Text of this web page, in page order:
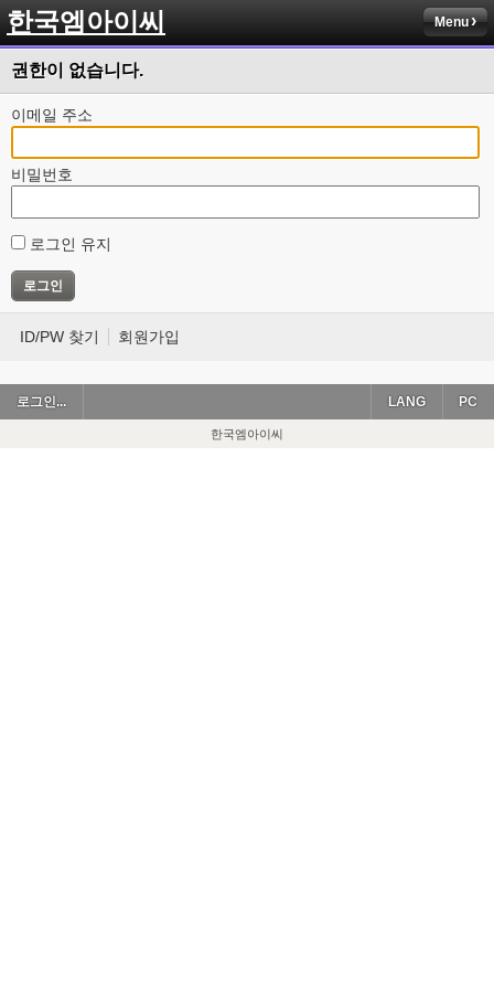
한국엠아이씨 Menu
권한이 없습니다.
이메일 주소
비밀번호
로그인 유지
ID/PW 찾기 회원가입
로그인... PC
LANG
한국엠아이씨